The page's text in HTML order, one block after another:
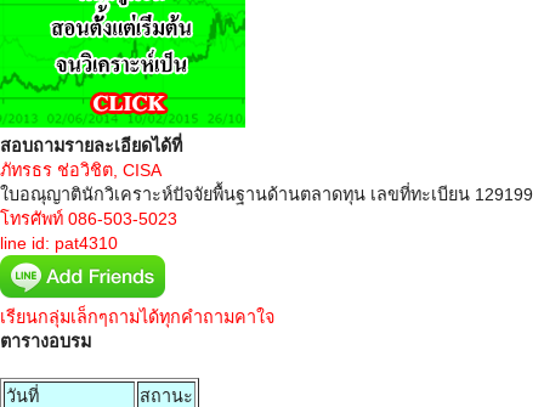
สอบถามรายละเอียดได้ที่
ภัทรธร ช่อวิชิต, CISA
ใบอณุญาตินักวิเคราะห์ปัจจัยพื้นฐานด้านตลาดทุน เลขที่ทะเบียน 129199
โทรศัพท์ 086-503-5023
line id: pat4310
เรียนกลุ่มเล็กๆถามได้ทุกคำถามคาใจ
ตารางอบรม
วันที่
สถานะ